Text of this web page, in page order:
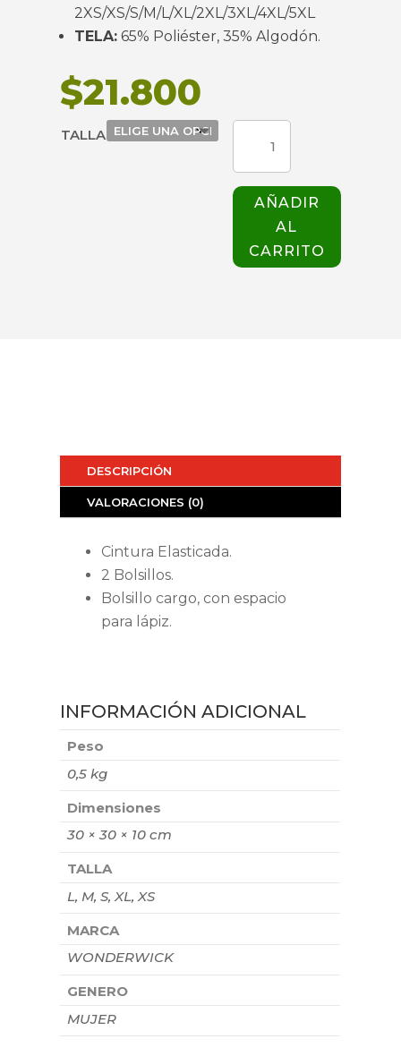
2XS/XS/S/M/L/XL/2XL/3XL/4XL/5XL
TELA: 65% Poliéster, 35% Algodón.
$21.800
TALLA
WONDER
CARGO
501
MUJER
cantidad
AÑADIR
AL
CARRITO
DESCRIPCIÓN
VALORACIONES (0)
Cintura Elasticada.
2 Bolsillos.
Bolsillo cargo, con espacio
para lápiz.
INFORMACIÓN ADICIONAL
Peso
0,5 kg
Dimensiones
30 × 30 × 10 cm
TALLA
L, M, S, XL, XS
MARCA
WONDERWICK
GENERO
MUJER